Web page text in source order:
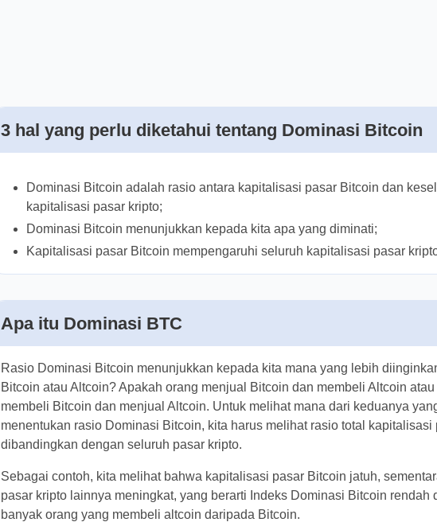
3 hal yang perlu diketahui tentang Dominasi
Dominasi Bitcoin adalah rasio antara kapitalisasi pasar Bitcoin dan
kapitalisasi pasar kripto;
Dominasi Bitcoin menunjukkan kepada kita apa yang diminati;
Apa itu Dominasi BTC
Rasio Dominasi Bitcoin menunjukkan kepada kita mana yang lebih
- Bitcoin atau Altcoin? Apakah orang menjual Bitcoin dan membeli
apakah orang membeli Bitcoin dan menjual Altcoin. Untuk melihat
keduanya yang terjadi dan menentukan rasio Dominasi Bitcoin, kita
Sebagai contoh, kita melihat bahwa kapitalisasi pasar Bitcoin jatuh,
kapitalisasi pasar kripto lainnya meningkat, yang berarti Indeks Dominasi